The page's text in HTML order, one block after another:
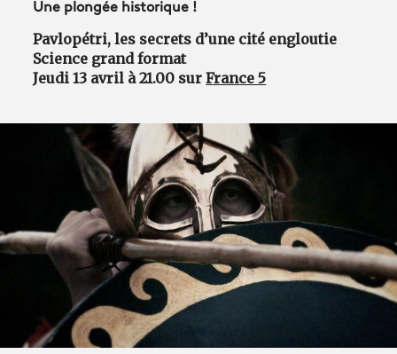
Une plongée historique !
Pavlopétri, les secrets d’une cité engloutie
Science grand format
Jeudi 13 avril à 21.00 surFrance 5